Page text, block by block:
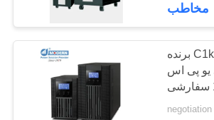
جویی در انرژی
ترانسفورماتور
مخاطب
برنده C1k آنلاین برق
یو پی اس